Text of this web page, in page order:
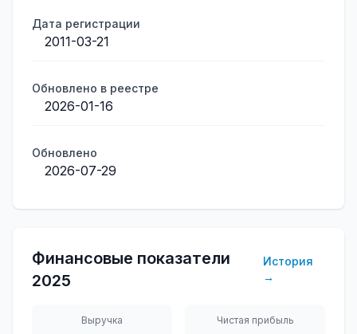
Дата регистрации
2011-03-21
Обновлено в реестре
2026-01-16
Обновлено
2026-07-29
Финансовые показатели
2025
История
→
Выручка Чистая прибыль